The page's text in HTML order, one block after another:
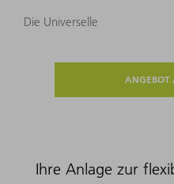
Die Universelle
ANGEBOT
Ihre Anlage zur